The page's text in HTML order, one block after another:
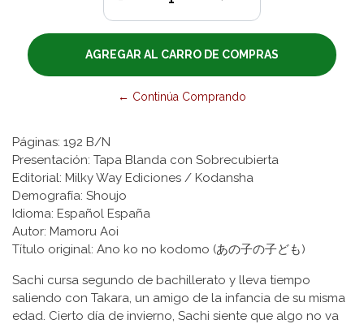
← Continúa Comprando
Páginas: 192 B/N
Presentación: Tapa Blanda con Sobrecubierta
Editorial: Milky Way Ediciones / Kodansha
Demografía: Shoujo
Idioma: Español España
Autor: Mamoru Aoi
Título original: Ano ko no kodomo (あの子の子ども)
Sachi cursa segundo de bachillerato y lleva tiempo
saliendo con Takara, un amigo de la infancia de su misma
edad. Cierto día de invierno, Sachi siente que algo no va